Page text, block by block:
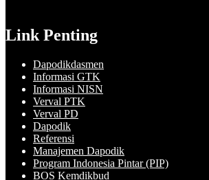
Link Penting
Dapodikdasmen
Informasi GTK
Informasi NISN
Verval PTK
Verval PD
Dapodik
Referensi
Manajemen Dapodik
Program Indonesia Pintar (PIP)
BOS Kemdikbud